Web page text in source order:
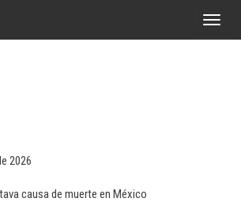
A
2026
causa de muerte en México